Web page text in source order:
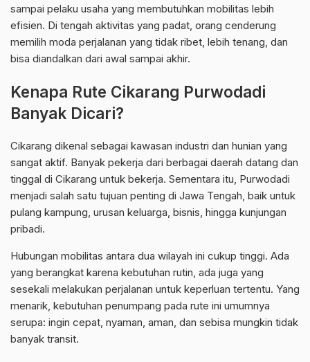
sampai pelaku usaha yang membutuhkan mobilitas lebih
efisien. Di tengah aktivitas yang padat, orang cenderung
memilih moda perjalanan yang tidak ribet, lebih tenang, dan
bisa diandalkan dari awal sampai akhir.
Kenapa Rute Cikarang Purwodadi
Banyak Dicari?
Cikarang dikenal sebagai kawasan industri dan hunian yang
sangat aktif. Banyak pekerja dari berbagai daerah datang dan
tinggal di Cikarang untuk bekerja. Sementara itu, Purwodadi
menjadi salah satu tujuan penting di Jawa Tengah, baik untuk
pulang kampung, urusan keluarga, bisnis, hingga kunjungan
pribadi.
Hubungan mobilitas antara dua wilayah ini cukup tinggi. Ada
yang berangkat karena kebutuhan rutin, ada juga yang
sesekali melakukan perjalanan untuk keperluan tertentu. Yang
menarik, kebutuhan penumpang pada rute ini umumnya
serupa: ingin cepat, nyaman, aman, dan sebisa mungkin tidak
banyak transit.